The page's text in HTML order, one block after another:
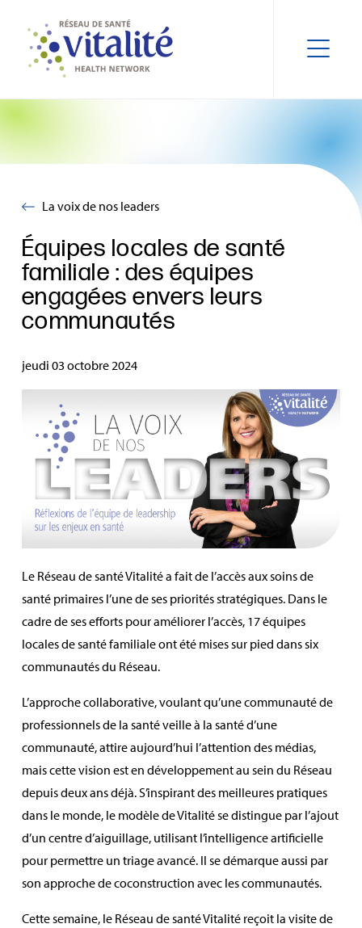
La voix de nos leaders
Équipes locales de santé
familiale : des équipes
engagées envers leurs
communautés
jeudi 03 octobre 2024
Le Réseau de santé Vitalité a fait de l’accès aux soins de
santé primaires l’une de ses priorités stratégiques. Dans le
cadre de ses efforts pour améliorer l’accès, 17 équipes
locales de santé familiale ont été mises sur pied dans six
communautés du Réseau.
L’approche collaborative, voulant qu’une communauté de
professionnels de la santé veille à la santé d’une
communauté, attire aujourd’hui l’attention des médias,
mais cette vision est en développement au sein du Réseau
depuis deux ans déjà. S’inspirant des meilleures pratiques
dans le monde, le modèle de Vitalité se distingue par l’ajout
d’un centre d’aiguillage, utilisant l’intelligence artificielle
pour permettre un triage avancé. Il se démarque aussi par
son approche de coconstruction avec les communautés.
Cette semaine, le Réseau de santé Vitalité reçoit la visite de